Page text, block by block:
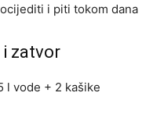
i piti tokom dana
i zatvor
l vode + 2 kašike